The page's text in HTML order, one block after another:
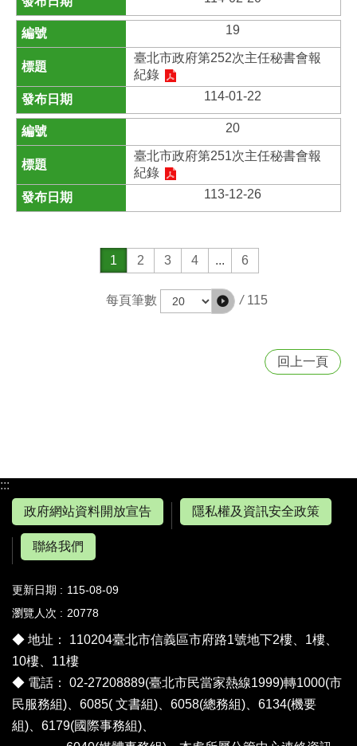
19
臺北市政府第252次主任秘書會報
紀錄
114-01-22
20
臺北市政府第251次主任秘書會報
紀錄
113-12-26
1 2 3 4 ... 6
每頁筆數 / 115
回上一頁
:::
政府網站資料開放宣告
隱私權及資訊安全政策
聯絡我們
更新日期
115-08-09
瀏覽人次
20778
◆ 地址： 110204臺北市信義區市府路1號地下2樓、1樓、
10樓、11樓
◆ 電話： 02-27208889(臺北市民當家熱線1999)轉1000(市
民服務組)、6085( 文書組)、6058(總務組)、6134(機要
組)、6179(國際事務組)、